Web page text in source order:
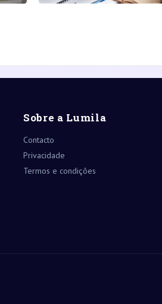
Sobre a Lumila
Contacto
Privacidade
Termos e condições